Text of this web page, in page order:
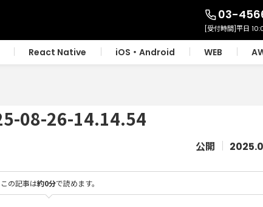
React Native iOS・Android WEB
03-
08-26-14.14.54
この記事は約0分で読めます。